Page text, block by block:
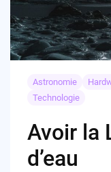
Astronomie
Technologie
Avoir la
d’eau